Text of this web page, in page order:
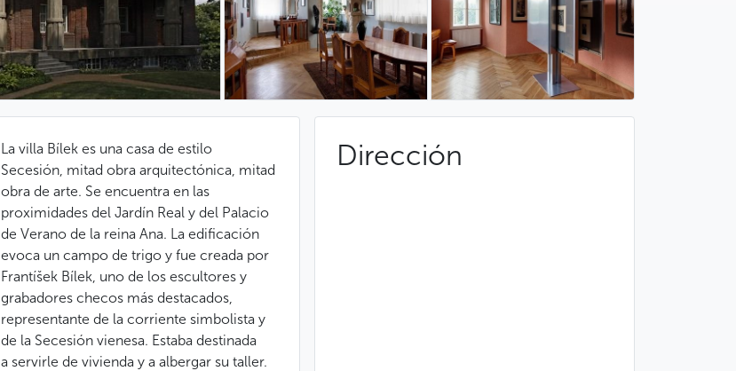
La villa Bílek es una casa de estilo
Secesión, mitad obra arquitectónica, mitad
obra de arte. Se encuentra en las
proximidades del Jardín Real y del Palacio
de Verano de la reina Ana. La edificación
evoca un campo de trigo y fue creada por
Frantíšek Bílek, uno de los escultores y
grabadores checos más destacados,
representante de la corriente simbolista y
de la Secesión vienesa. Estaba destinada
a servirle de vivienda y a albergar su taller.
Dirección